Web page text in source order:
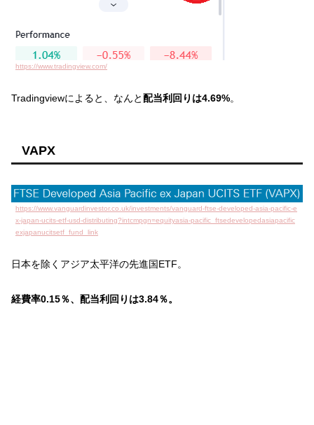
https://www.tradingview.com/
Tradingviewによると、なんと配当利回りは4.69%。
VAPX
https://www.vanguardinvestor.co.uk/investments/vanguard-ftse-developed-asia-pacific-e
x-japan-ucits-etf-usd-distributing?intcmpgn=equityasia-pacific_ftsedevelopedasiapacific
exjapanucitsetf_fund_link
日本を除くアジア太平洋の先進国ETF。
経費率0.15％、配当利回りは3.84％。